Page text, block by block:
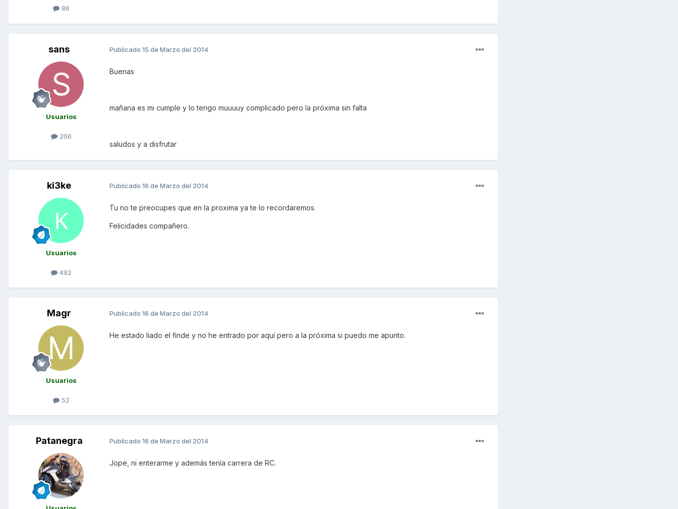
86
sans
Usuarios
206
Publicado 15 de Marzo del 2014
Buenas
mañana es mi cumple y lo tengo muuuuy complicado pero la próxima sin falta
saludos y a disfrutar
ki3ke
Usuarios
492
Publicado 16 de Marzo del 2014
Tu no te preocupes que en la proxima ya te lo recordaremos.
Felicidades compañero.
Magr
Usuarios
52
Publicado 16 de Marzo del 2014
He estado liado el finde y no he entrado por aquí pero a la próxima si puedo me apunto.
Patanegra Publicado 16 de Marzo del 2014
Jope, ni enterarme y además tenía carrera de RC.